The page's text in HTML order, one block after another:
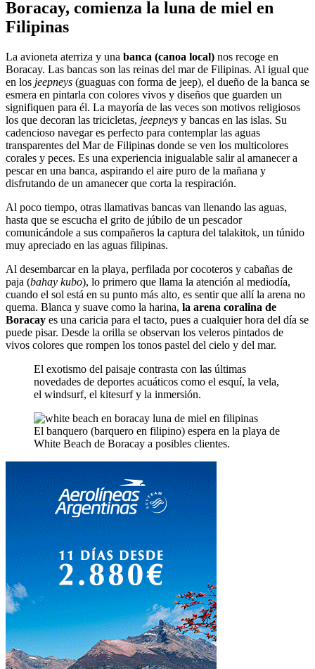
Boracay, comienza la luna de miel en
Filipinas
La avioneta aterriza y una banca (canoa local) nos recoge en
Boracay. Las bancas son las reinas del mar de Filipinas. Al igual que
en los jeepneys (guaguas con forma de jeep), el dueño de la banca se
esmera en pintarla con colores vivos y diseños que guarden un
signifiquen para él. La mayoría de las veces son motivos religiosos
los que decoran las tricicletas, jeepneys y bancas en las islas. Su
cadencioso navegar es perfecto para contemplar las aguas
transparentes del Mar de Filipinas donde se ven los multicolores
corales y peces. Es una experiencia inigualable salir al amanecer a
pescar en una banca, aspirando el aire puro de la mañana y
disfrutando de un amanecer que corta la respiración.
Al poco tiempo, otras llamativas bancas van llenando las aguas,
hasta que se escucha el grito de júbilo de un pescador
comunicándole a sus compañeros la captura del talakitok, un túnido
muy apreciado en las aguas filipinas.
Al desembarcar en la playa, perfilada por cocoteros y cabañas de
paja (bahay kubo), lo primero que llama la atención al mediodía,
cuando el sol está en su punto más alto, es sentir que allí la arena no
quema. Blanca y suave como la harina, la arena coralina de
Boracay es una caricia para el tacto, pues a cualquier hora del día se
puede pisar. Desde la orilla se observan los veleros pintados de
vivos colores que rompen los tonos pastel del cielo y del mar.
El exotismo del paisaje contrasta con las últimas
novedades de deportes acuáticos como el esquí, la vela,
el windsurf, el kitesurf y la inmersión.
El banquero (barquero en filipino) espera en la playa de
White Beach de Boracay a posibles clientes.